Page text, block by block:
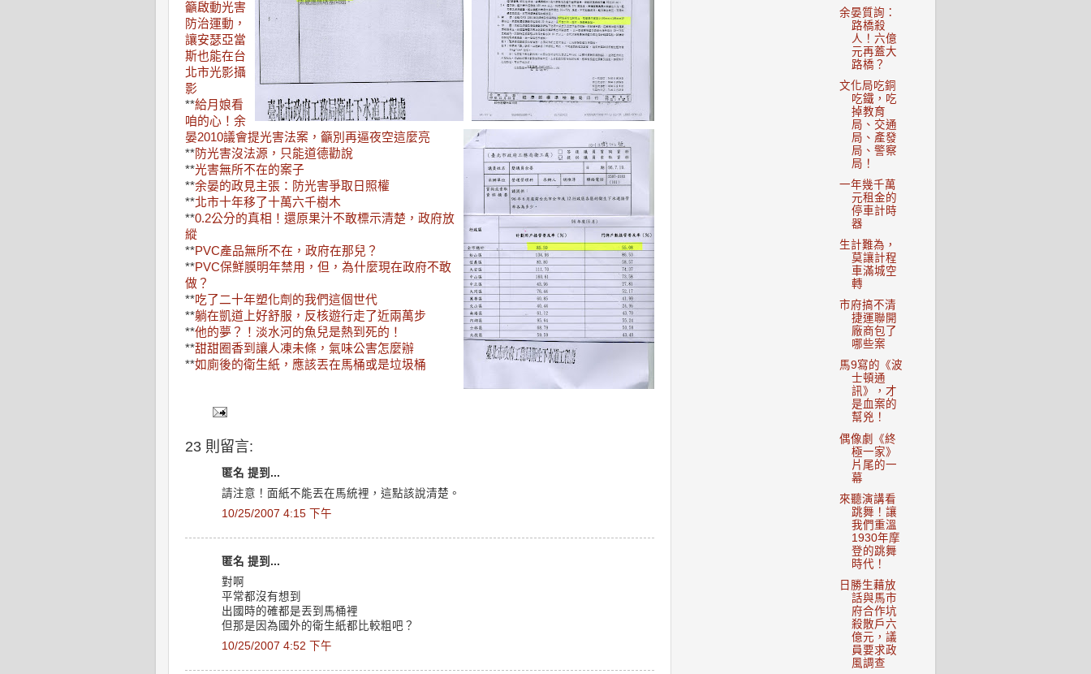
籲啟動光害
防治運動，
讓安瑟亞當
斯也能在台
北市光影攝
影
**給月娘看
咱的心！余
晏2010議會提光害法案，籲別再逼夜空這麼亮
**防光害沒法源，只能道德勸說
**光害無所不在的案子
**余晏的政見主張：防光害爭取日照權
**北市十年移了十萬六千樹木
**0.2公分的真相！還原果汁不敢標示清楚，政府放
縱
**PVC產品無所不在，政府在那兒？
**PVC保鮮膜明年禁用，但，為什麼現在政府不敢
做？
**吃了二十年塑化劑的我們這個世代
**躺在凱道上好舒服，反核遊行走了近兩萬步
**他的夢？！淡水河的魚兒是熱到死的！
**甜甜圈香到讓人凍未條，氣味公害怎麼辦
**如廁後的衛生紙，應該丟在馬桶或是垃圾桶
23 則留言:
匿名 提到...
請注意！面紙不能丟在馬統裡，這點該說清楚。
10/25/2007 4:15 下午
匿名 提到...
對啊
平常都沒有想到
出國時的確都是丟到馬桶裡
但那是因為國外的衛生紙都比較粗吧？
10/25/2007 4:52 下午
余晏質詢：
路橋殺
人！六億
元再蓋大
路橋？
文化局吃銅
吃鐵，吃
掉教育
局、交通
局、產發
局、警察
局！
一年幾千萬
元租金的
停車計時
器
生計難為，
莫讓計程
車滿城空
轉
市府搞不清
捷運聯開
廠商包了
哪些案
馬9寫的《波
士頓通
訊》，才
是血案的
幫兇！
偶像劇《終
極一家》
片尾的一
幕
來聽演講看
跳舞！讓
我們重溫
1930年摩
登的跳舞
時代！
日勝生藉放
話與馬市
府合作坑
殺散戶六
億元，議
員要求政
風調查